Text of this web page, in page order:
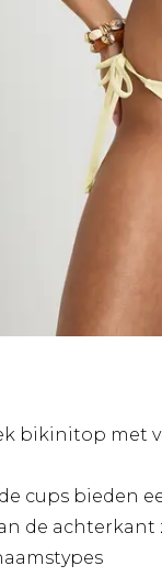
bikinitop met
cups bieden
de achterkant